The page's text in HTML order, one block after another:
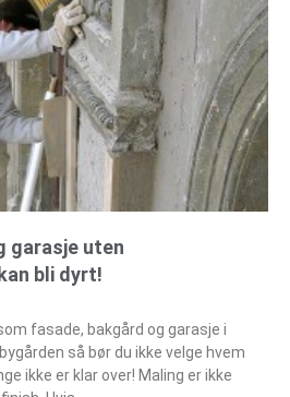
garasje uten
bli dyrt!
fasade, bakgård og garasje i
så bør du ikke velge hvem
ikke er klar over! Maling er ikke